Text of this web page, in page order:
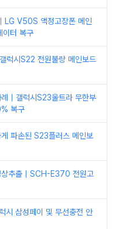
LG V50S 액정고장폰 메인
이터 복구
럭시S22 전원불량 메인보드
｜갤럭시S23울트라 무한부
복구
파손된 S23플러스 메인보
상추출｜SCH-E370 전원고
시 삼성페이 및 무선충전 안